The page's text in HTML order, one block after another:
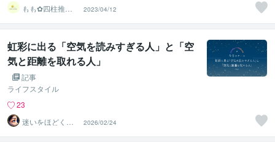
もも︎✿四柱推命
鑑定士
2023/04/12
虹彩に出る「空気を読みすぎる人」と「空
気と距離を取れる人」
記事
ライフスタイル
23
迷いをほどく
『瞳』の分析士
｜ Nagi
2026/02/24